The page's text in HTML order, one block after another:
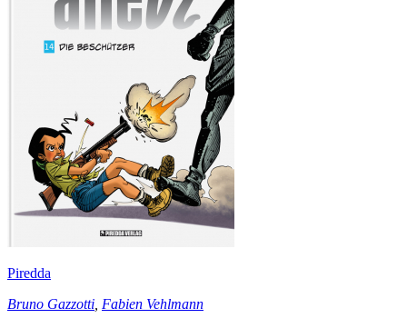
Piredda
Bruno Gazzotti Fabien Vehlmann